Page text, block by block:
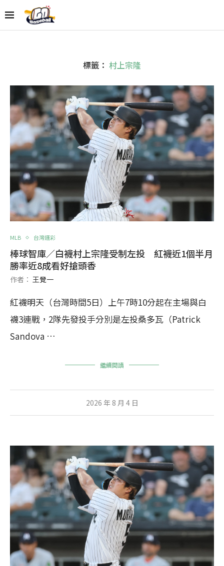
標籤： 村上宗隆
MLB 台灣運彩
棒球智庫／白襪村上宗隆受制左投 紅襪近1個半月
勝率近8成看好搶頭香
作者： 王覺一
紅襪明天（台灣時間5日）上午7時10分起在主場與白
襪3連戰，2隊先發投手分別是左投桑多瓦（Patrick
Sandova …
繼續閱讀
2026 年 8 月 4 日